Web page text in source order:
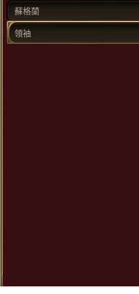
蘇格蘭
領袖